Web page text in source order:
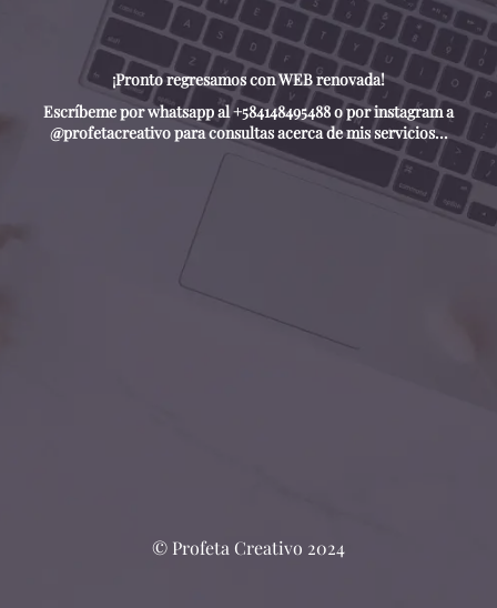
¡Pronto regresamos con WEB renovada!
Escríbeme por whatsapp al +584148495488 o por instagram a
@profetacreativo para consultas acerca de mis servicios...
© Profeta Creativo 2024